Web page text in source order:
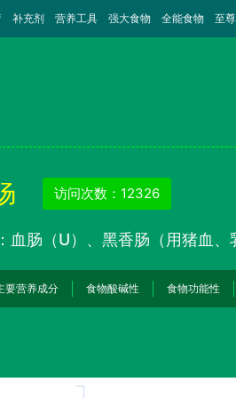
补充剂 营养工具 强大食物 全能食物 至
访问次数：12326
血肠（U）、黑香肠（用猪血、
要营养成分 食物酸碱性 食物功能性